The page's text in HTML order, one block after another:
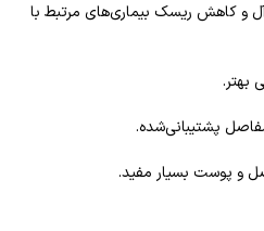
و کاهش ریسک بیماری‌های مرتبط با
بهتر.